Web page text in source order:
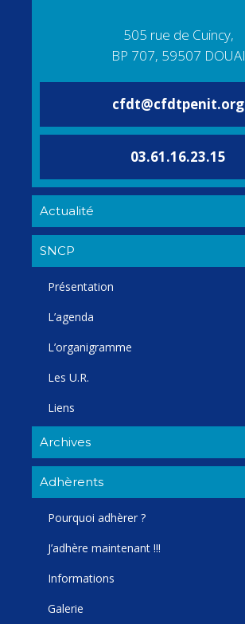
505 rue de Cuincy,
BP 707, 59507 DOUAI
cfdt@cfdtpenit.org
03.61.16.23.15
Actualité
SNCP
Présentation
L’agenda
L’organigramme
Les U.R.
Liens
Archives
Adhèrents
Pourquoi adhèrer ?
J’adhère maintenant !!!
Informations
Galerie